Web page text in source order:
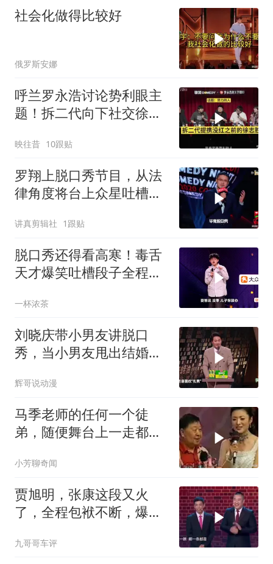
社会化做得比较好
俄罗斯安娜
呼兰罗永浩讨论势利眼主
题！拆二代向下社交徐志
映往昔 10跟贴
罗翔上脱口秀节目，从法
律角度将台上众星吐槽个
讲真剪辑社 1跟贴
脱口秀还得看高寒！毒舌
天才爆笑吐槽段子全程笑
一杯浓茶
刘晓庆带小男友讲脱口
秀，当小男友甩出结婚
辉哥说动漫
马季老师的任何一个徒
弟，随便舞台上一走都得
小芳聊奇闻
贾旭明，张康这段又火
了，全程包袱不断，爆笑
九哥哥车评